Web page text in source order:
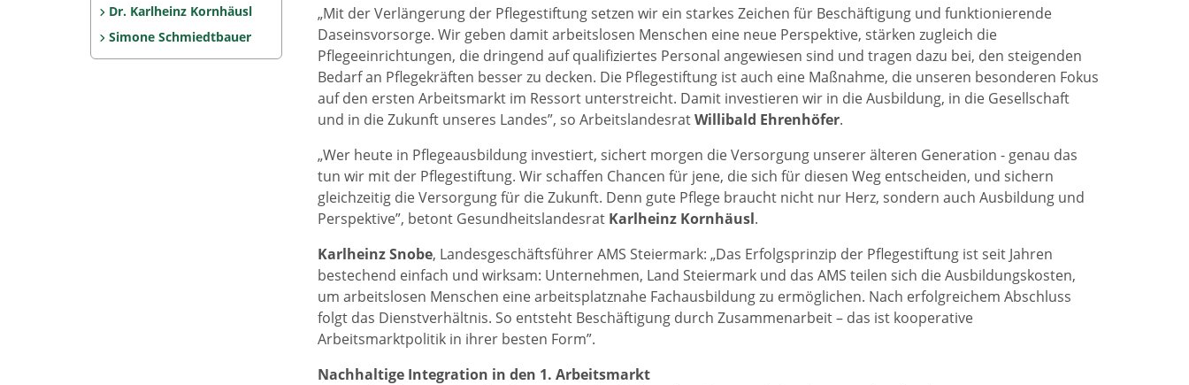
Dr. Karlheinz Kornhäusl
Simone Schmiedtbauer
„Mit der Verlängerung der Pflegestiftung setzen wir ein starkes Zeichen für Beschäftigung und funktionierende
Daseinsvorsorge. Wir geben damit arbeitslosen Menschen eine neue Perspektive, stärken zugleich die
Pflegeeinrichtungen, die dringend auf qualifiziertes Personal angewiesen sind und tragen dazu bei, den steigenden
Bedarf an Pflegekräften besser zu decken. Die Pflegestiftung ist auch eine Maßnahme, die unseren besonderen Fokus
auf den ersten Arbeitsmarkt im Ressort unterstreicht. Damit investieren wir in die Ausbildung, in die Gesellschaft
und in die Zukunft unseres Landes”, so ArbeitslandesratWillibald Ehrenhöfer.
„Wer heute in Pflegeausbildung investiert, sichert morgen die Versorgung unserer älteren Generation - genau das
tun wir mit der Pflegestiftung. Wir schaffen Chancen für jene, die sich für diesen Weg entscheiden, und sichern
gleichzeitig die Versorgung für die Zukunft. Denn gute Pflege braucht nicht nur Herz, sondern auch Ausbildung und
Perspektive”, betont Gesundheitslandesrat Karlheinz Kornhäusl.
Karlheinz Snobe, Landesgeschäftsführer AMS Steiermark: „Das Erfolgsprinzip der Pflegestiftung ist seit Jahren
bestechend einfach und wirksam: Unternehmen, Land Steiermark und das AMS teilen sich die Ausbildungskosten,
um arbeitslosen Menschen eine arbeitsplatznahe Fachausbildung zu ermöglichen. Nach erfolgreichem Abschluss
folgt das Dienstverhältnis. So entsteht Beschäftigung durch Zusammenarbeit – das ist kooperative
Arbeitsmarktpolitik in ihrer besten Form”.
Nachhaltige Integration in den 1. Arbeitsmarkt